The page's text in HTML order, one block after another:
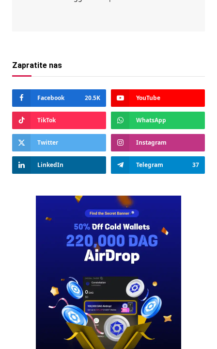
Zapratite nas
Facebook 20.5K YouTube
TikTok WhatsApp
Twitter Instagram
LinkedIn Telegram 37